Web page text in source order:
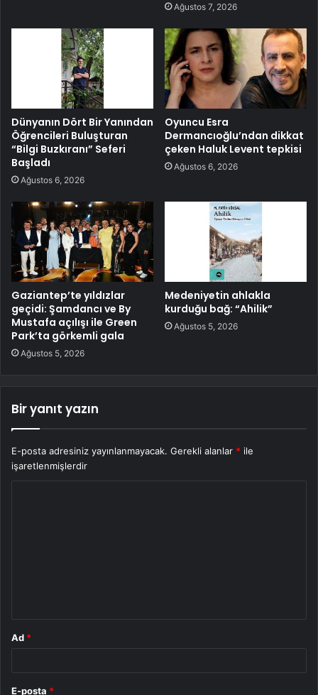
Ağustos 7, 2026
Dünyanın Dört Bir Yanından
Öğrencileri Buluşturan
“Bilgi Buzkıranı” Seferi
Başladı
Ağustos 6, 2026
Oyuncu Esra
Dermancıoğlu’ndan dikkat
çeken Haluk Levent tepkisi
Ağustos 6, 2026
Gaziantep’te yıldızlar
geçidi: Şamdancı ve By
Mustafa açılışı ile Green
Park’ta görkemli gala
Ağustos 5, 2026
Medeniyetin ahlakla
kurduğu bağ: “Ahilik”
Ağustos 5, 2026
Bir yanıt yazın
E-posta adresiniz yayınlanmayacak. Gerekli alanlar * ile
işaretlenmişlerdir
Ad *
E-posta *